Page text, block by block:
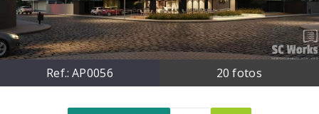
Ref.:AP0056 20 fotos